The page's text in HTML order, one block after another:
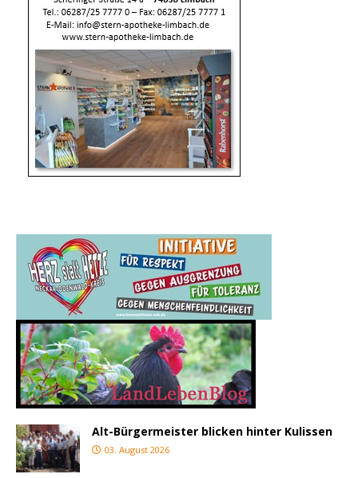
Alt-Bürgermeister blicken hinter Kulissen
03. August 2026